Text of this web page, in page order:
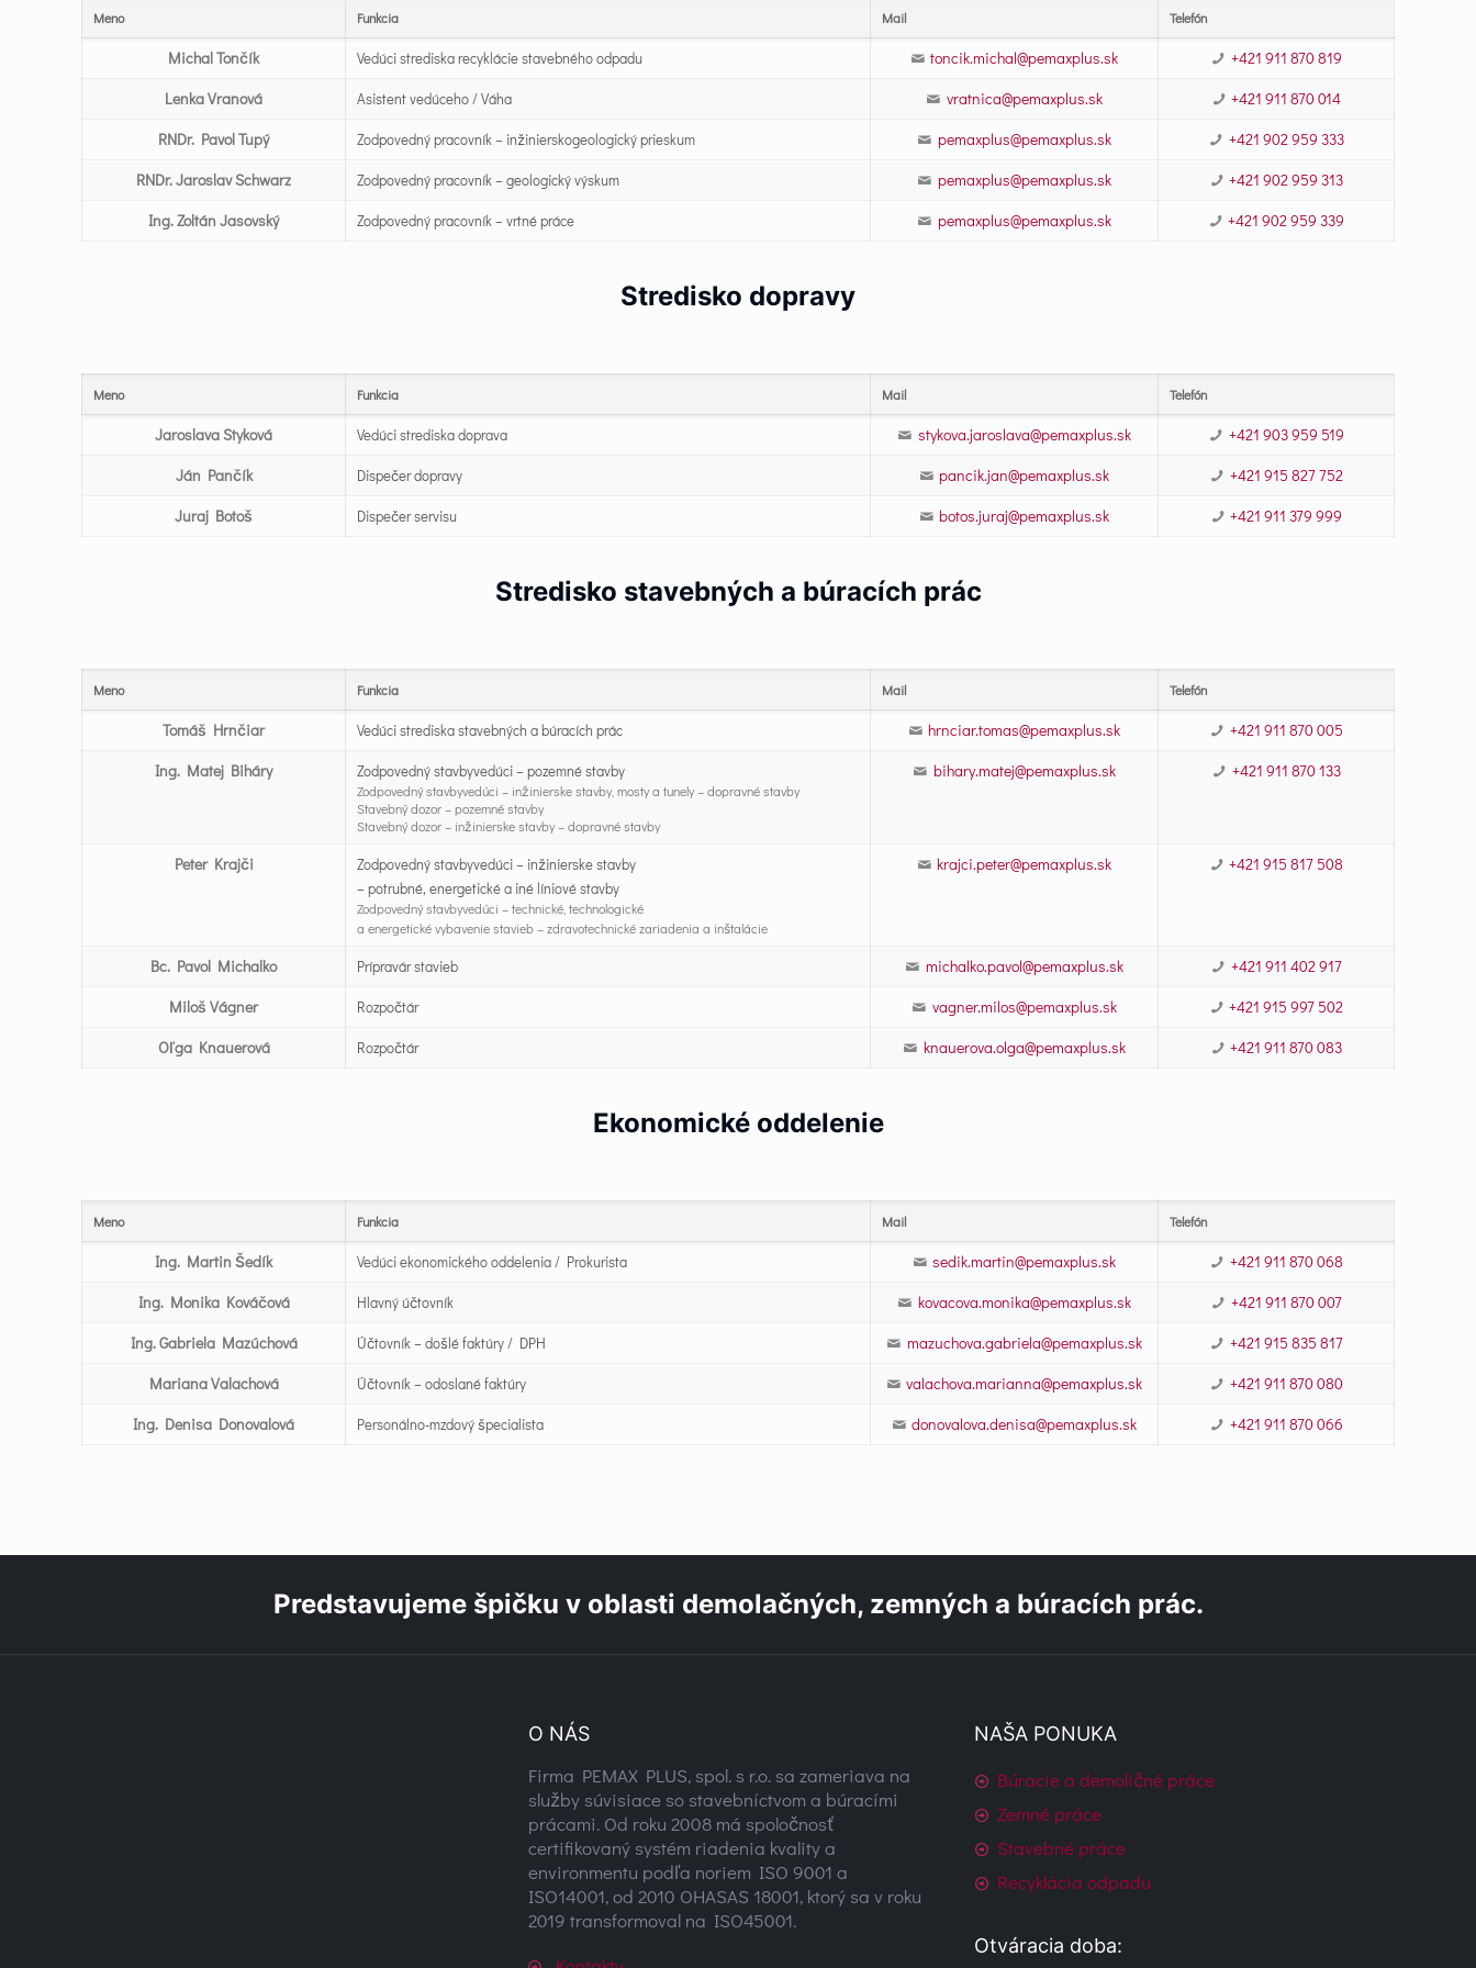
Meno Funkcia Mail Telefón
Michal Tončík Vedúci strediska recyklácie stavebného odpadu toncik.michal@pemaxplus.sk
+421 911 870 819
Lenka Vranová
Asistent vedúceho / Váha vratnica@pemaxplus.sk
+421 911 870 014
RNDr. Pavol Tupý
Zodpovedný pracovník – inžinierskogeologický prieskum pemaxplus@pemaxplus.sk
+421 902 959 333
RNDr. Jaroslav Schwarz
Zodpovedný pracovník – geologický výskum pemaxplus@pemaxplus.sk
+421 902 959 313
Ing. Zoltán Jasovský
Zodpovedný pracovník – vrtné práce pemaxplus@pemaxplus.sk +421 902 959 339
Stredisko dopravy
Meno Funkcia Mail Telefón
Jaroslava Styková Vedúci strediska doprava stykova.jaroslava@pemaxplus.sk
+421 903 959 519
Ján Pančík
Dispečer dopravy pancik.jan@pemaxplus.sk
+421 915 827 752
Juraj Botoš
Dispečer servisu botos.juraj@pemaxplus.sk +421 911 379 999
Stredisko stavebných a búracích prác
Meno Funkcia Mail Telefón
Tomáš Hrnčiar Vedúci strediska stavebných a búracích prác hrnciar.tomas@pemaxplus.sk
+421 911 870 005
Ing. Matej Biháry
Zodpovedný stavbyvedúci – pozemné stavby
Zodpovedný stavbyvedúci – inžinierske stavby, mosty a tunely – dopravné stavby
Stavebný dozor – pozemné stavby
Stavebný dozor – inžinierske stavby – dopravné stavby
bihary.matej@pemaxplus.sk +421 911 870 133
Peter Krajči
Zodpovedný stavbyvedúci – inžinierske stavby
– potrubné, energetické a iné líniové stavby
Zodpovedný stavbyvedúci – technické, technologické
a energetické vybavenie stavieb – zdravotechnické zariadenia a inštalácie
krajci.peter@pemaxplus.sk +421 915 817 508
Bc. Pavol Michalko Prípravár stavieb michalko.pavol@pemaxplus.sk
+421 911 402 917
Miloš Vágner
Rozpočtár vagner.milos@pemaxplus.sk
+421 915 997 502
Oľga Knauerová
Rozpočtár knauerova.olga@pemaxplus.sk +421 911 870 083
Ekonomické oddelenie
Meno Funkcia Mail Telefón
Ing. Martin Šedík Vedúci ekonomického oddelenia / Prokurista sedik.martin@pemaxplus.sk
+421 911 870 068
Ing. Monika Kováčová
Hlavný účtovník kovacova.monika@pemaxplus.sk
+421 911 870 007
Ing. Gabriela Mazúchová
Účtovník – došlé faktúry / DPH mazuchova.gabriela@pemaxplus.sk
+421 915 835 817
Mariana Valachová
Účtovník – odoslané faktúry valachova.marianna@pemaxplus.sk
+421 911 870 080
Ing. Denisa Donovalová
Personálno-mzdový špecialista donovalova.denisa@pemaxplus.sk +421 911 870 066
Predstavujeme špičku v oblasti demolačných, zemných a búracích prác.
O NÁS
Firma PEMAX PLUS, spol. s r.o. sa zameriava na
služby súvisiace so stavebníctvom a búracími
prácami. Od roku 2008 má spoločnosť
certifikovaný systém riadenia kvality a
environmentu podľa noriem ISO 9001 a
ISO14001, od 2010 OHASAS 18001, ktorý sa v roku
2019 transformoval na ISO45001.
NAŠA PONUKA
Búracie a demoličné práce
Zemné práce
Stavebné práce
Recyklácia odpadu
Otváracia doba: